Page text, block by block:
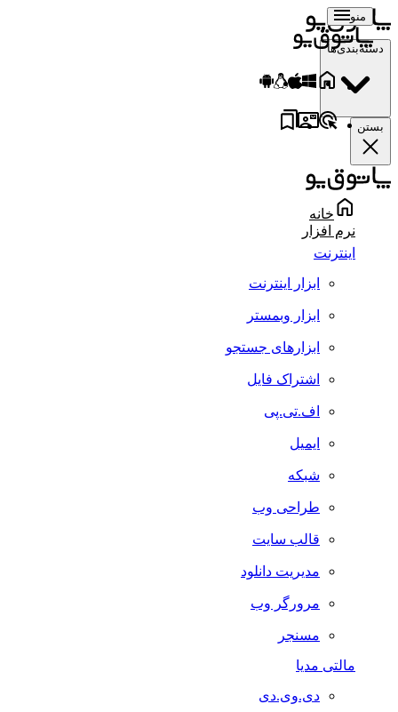
منو
دسته‌بندی‌ها
بستن
خانه
نرم افزار
اینترنت
ابزار اینترنت
ابزار وبمستر
ابزارهای جستجو
اشتراک فایل
اف.تی.پی
ایمیل
شبکه
طراحی وب
قالب سایت
مدیریت دانلود
مرورگر وب
مسنجر
مالتی مدیا
دی.وی.دی